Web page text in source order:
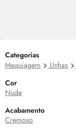
Categorias
Maquiagem
Unhas
Cor
Nude
Acabamento
Cremoso